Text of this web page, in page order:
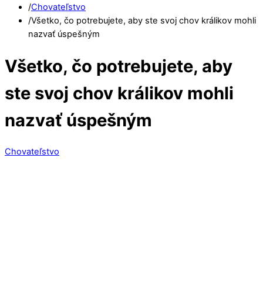
/Chovateľstvo
/Všetko, čo potrebujete, aby ste svoj chov králikov mohli
nazvať úspešným
Všetko, čo potrebujete, aby
ste svoj chov králikov mohli
nazvať úspešným
Chovateľstvo